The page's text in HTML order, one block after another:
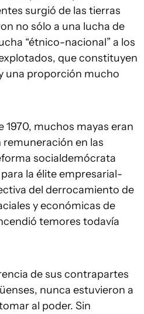
surgió de las tierras
no sólo a una lucha de
“étnico-nacional” a los
que constituyen
una proporción mucho
1970, muchos mayas eran
en las
socialdemócrata
la élite empresarial-
del derrocamiento de
y económicas de
temores todavía
de sus contrapartes
nunca estuvieron a
al poder. Sin